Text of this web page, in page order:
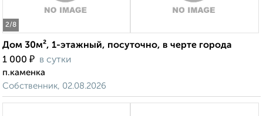
2/8
Дом 30м², 1-этажный, посуточно, в черте города
1 000 ₽ в сутки
п.каменка
Собственник, 02.08.2026